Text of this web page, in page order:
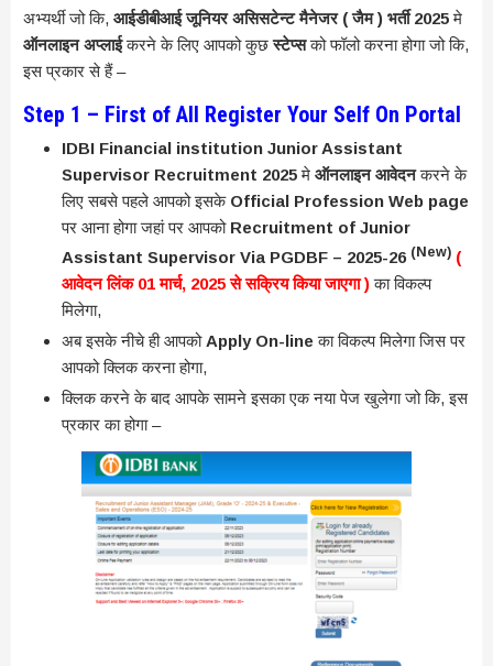
अभ्यर्थी जो कि, आईडीबीआई जूनियर असिसटेन्ट मैनेजर ( जैम ) भर्ती 2025मे
ऑनलाइन अप्लाईकरने के लिए आपको कुछस्टेप्सको फॉलो करना होगा जो कि,
इस प्रकार से हैं –
Step 1 – First of All Register Your Self On Portal
IDBI Financial institution Junior Assistant
Supervisor Recruitment 2025मे ऑनलाइन आवेदनकरने के
लिए सबसे पहले आपको इसके Official Profession Web page
पर आना होगा जहां पर आपको Recruitment of Junior
Assistant Supervisor Via PGDBF – 2025-26 (New) (
आवेदन लिंक 01 मार्च, 2025 से सक्रिय किया जाएगा )का विकल्प
मिलेगा,
अब इसके नीचे ही आपको Apply On-line का विकल्प मिलेगा जिस पर
आपको क्लिक करना होगा,
क्लिक करने के बाद आपके सामने इसका एक नया पेज खुलेगा जो कि, इस
प्रकार का होगा –